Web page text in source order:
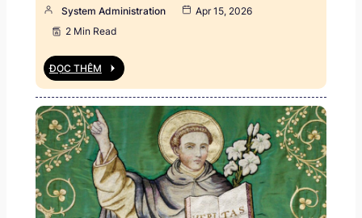
System Administration
Apr 15, 2026
2 Min Read
ĐỌC THÊM